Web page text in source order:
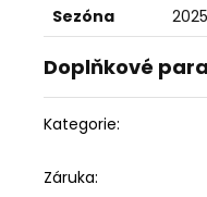
Sezóna 2025
Doplňkové
Kategorie:
Záruka: